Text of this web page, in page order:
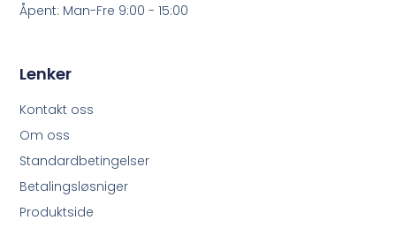
Lenker
Kontakt oss
Om oss
Standardbetingelser
Betalingsløsniger
Produktside
Åpent: Man-Fre 9:00 - 15:00